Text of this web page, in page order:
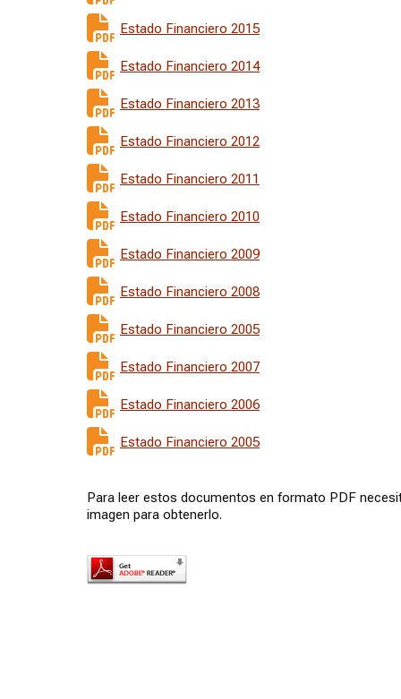
Estado Financiero 2015
Estado Financiero 2014
Estado Financiero 2013
Estado Financiero 2012
Estado Financiero 2011
Estado Financiero 2010
Estado Financiero 2009
Estado Financiero 2008
Estado Financiero 2005
Estado Financiero 2007
Estado Financiero 2006
Estado Financiero 2005
Para leer estos documentos en formato PDF
imagen para obtenerlo.